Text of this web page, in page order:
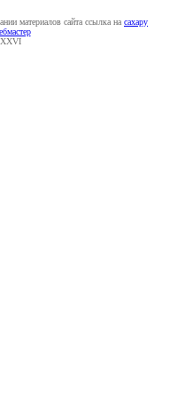
материалов сайта ссылка на caxapу